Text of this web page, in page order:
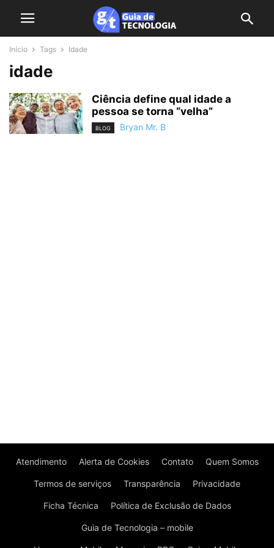
Início Tags Idade
idade
Ciência define qual idade a
pessoa se torna “velha”
BLOG Bryan Mr. B
Atendimento Alerta de Cookies Contato Quem Somos
Termos de serviços Transparência Privacidade
Ficha Técnica Política de Exclusão de Dados
Guia de Tecnologia – mobile